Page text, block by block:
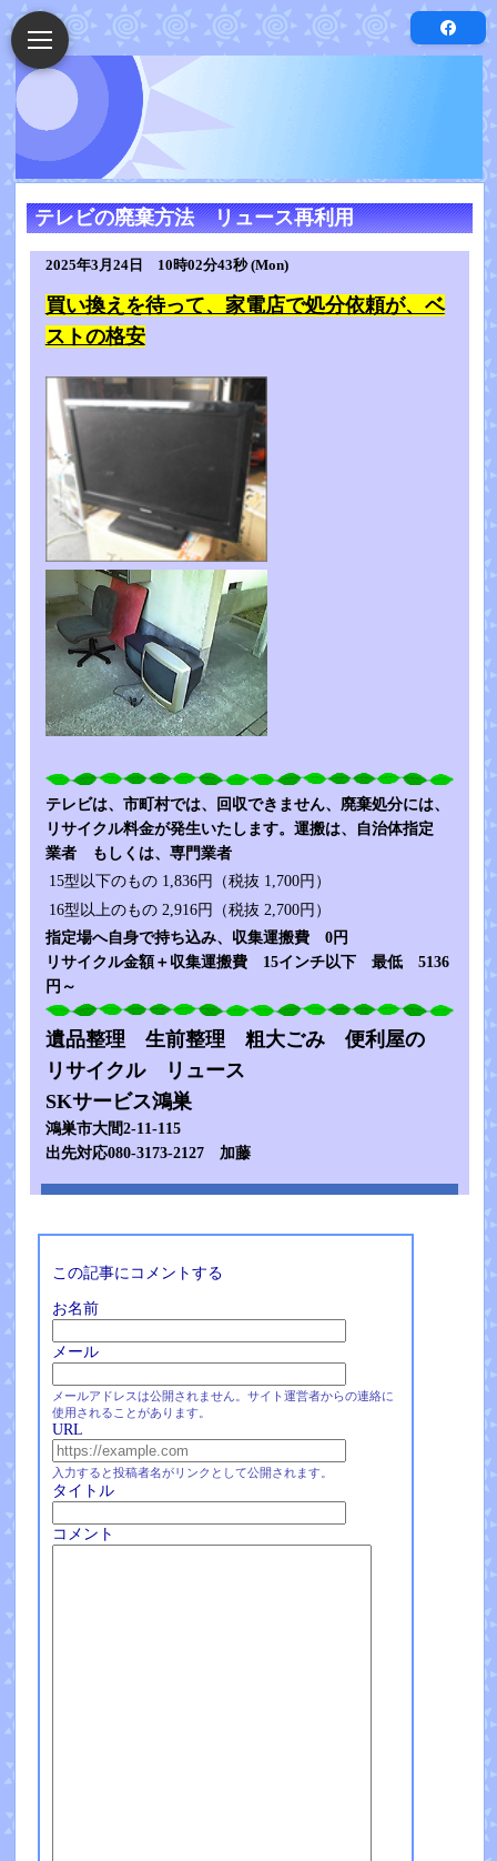
テレビの廃棄方法 リュース再利用
2025年3月24日 10時02分43秒 (Mon)
買い換えを待って、家電店で処分依頼が、ベ
ストの格安
テレビは、市町村では、回収できません、廃棄処分には、
リサイクル料金が発生いたします。運搬は、自治体指定
業者 もしくは、専門業者
15型以下のもの 1,836円（税抜 1,700円）
16型以上のもの 2,916円（税抜 2,700円）
指定場へ自身で持ち込み、収集運搬費 0円
リサイクル金額＋収集運搬費 15インチ以下 最低 5136
円～
遺品整理 生前整理 粗大ごみ 便利屋の
リサイクル リュース
SKサービス鴻巣
鴻巣市大間2-11-115
出先対応080-3173-2127 加藤
この記事にコメントする
お名前
メール
メールアドレスは公開されません。サイト運営者からの連絡に
使用されることがあります。
URL
入力すると投稿者名がリンクとして公開されます。
タイトル
コメント